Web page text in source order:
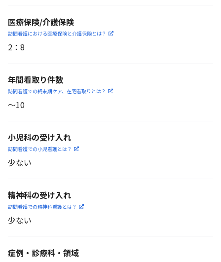
医療保険/介護保険
訪問看護における医療保険と介護保険とは？
2 ： 8
年間看取り件数
訪問看護での終末期ケア、 在宅看取りとは？
〜10
小児科の受け入れ
訪問看護での小児看護とは？
少ない
精神科の受け入れ
訪問看護での精神科看護とは？
少ない
症例・診療科・ 領域